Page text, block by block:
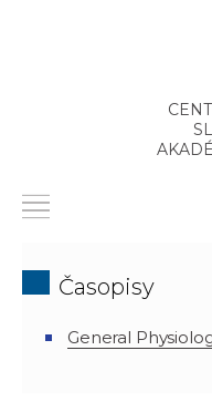
Časopisy
General